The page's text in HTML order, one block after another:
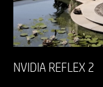
NVIDIA REFLEX 2